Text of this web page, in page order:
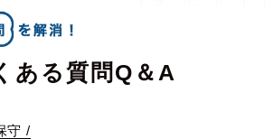
ある質問Q＆A
守 /